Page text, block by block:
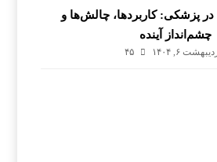
پزشکی: کاربردها، چالش‌ها و
چشم‌انداز آینده
۶, ۱۴۰۴ ۴۵